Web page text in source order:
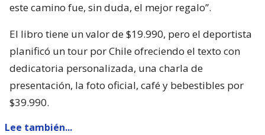
este camino fue, sin duda, el mejor regalo”.
El libro tiene un valor de $19.990, pero el deportista
planificó un tour por Chile ofreciendo el texto con
dedicatoria personalizada, una charla de
presentación, la foto oficial, café y bebestibles por
$39.990.
Lee también...